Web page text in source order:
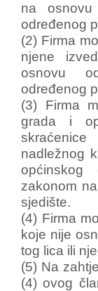
na osnovu
određenog
(2) Firma
njene
osnovu
određenog
(3) Firma
grada i
nadležnog
općinskog
zakonom
sjedište.
(4) Firma
koje nije
tog lica ili
(5) Na
(4) ovog